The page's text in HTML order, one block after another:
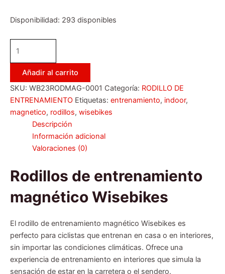
Disponibilidad: 293 disponibles
Añadir al carrito
SKU: WB23RODMAG-0001 Categoría: RODILLO DE
ENTRENAMIENTO Etiquetas: entrenamiento, indoor,
magnetico, rodillos, wisebikes
Descripción
Información adicional
Valoraciones (0)
Rodillos de entrenamiento
magnético Wisebikes
El rodillo de entrenamiento magnético Wisebikes es
perfecto para ciclistas que entrenan en casa o en interiores,
sin importar las condiciones climáticas. Ofrece una
experiencia de entrenamiento en interiores que simula la
sensación de estar en la carretera o el sendero.